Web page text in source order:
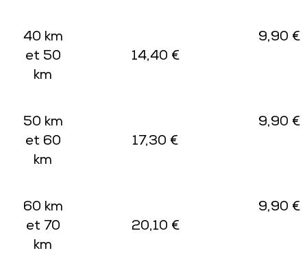
40 km
et 50
km
14,40 €
9,90 €
50 km
et 60
km
17,30 €
9,90 €
60 km
et 70
km
20,10 €
9,90 €